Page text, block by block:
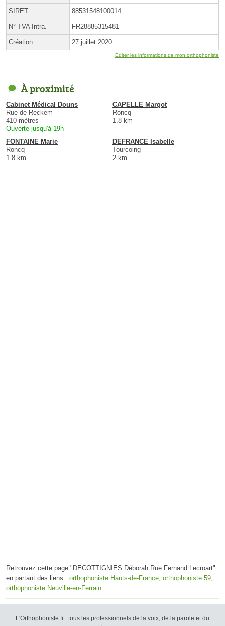
SIRET 88531548100014
N° TVA Intra. FR28885315481
Création 27 juillet 2020
Éditer les informations de mon orthophoniste
À proximité
Cabinet Médical Douns
Rue de Reckem
410 mètres
Ouverte jusqu'à 19h
CAPELLE Margot
Roncq
1.8 km
FONTAINE Marie
Roncq
1.8 km
DEFRANCE Isabelle
Tourcoing
2 km
Retrouvez cette page "DECOTTIGNIES Déborah Rue Fernand Lecroart"
en partant des liens : orthophoniste Hauts-de-France, orthophoniste 59,
orthophoniste Neuville-en-Ferrain.
L'Orthophoniste.fr : tous les professionnels de la voix, de la parole et du